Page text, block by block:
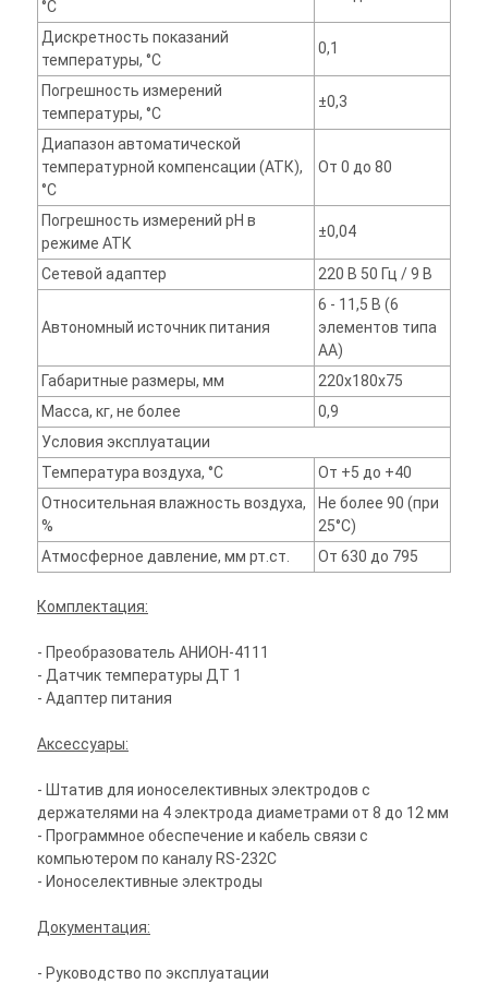
°C
Дискретность показаний
температуры, °C
0,1
Погрешность измерений
температуры, °C
±0,3
Диапазон автоматической
температурной компенсации (АТК),
°C
От 0 до 80
Погрешность измерений pH в
режиме АТК
±0,04
Сетевой адаптер 220 В 50 Гц / 9 В
Автономный источник питания
6 - 11,5 В (6
элементов типа
АА)
Габаритные размеры, мм
220х180х75
Масса, кг, не более
0,9
Условия эксплуатации
Температура воздуха, °C
От +5 до +40
Относительная влажность воздуха,
%
Не более 90 (при
25°C)
Атмосферное давление, мм рт.ст.
От 630 до 795
Комплектация:
- Преобразователь АНИОН-4111
- Датчик температуры ДТ 1
- Адаптер питания
Аксессуары:
- Штатив для ионоселективных электродов с
держателями на 4 электрода диаметрами от 8 до 12 мм
- Программное обеспечение и кабель связи с
компьютером по каналу RS-232C
- Ионоселективные электроды
Документация:
- Руководство по эксплуатации